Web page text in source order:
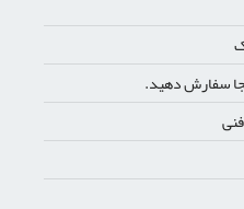
سفارش دهید.